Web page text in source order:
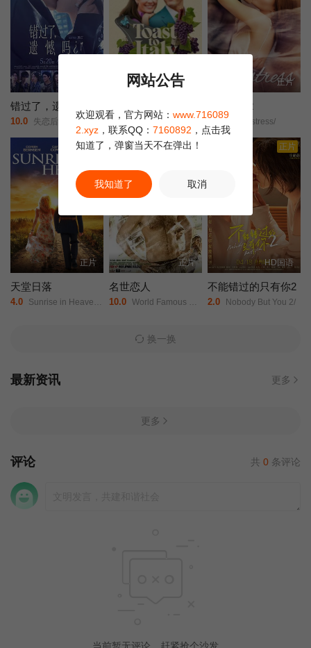
错过了，遗憾吗？
10.0 失恋后也不必做的12件事/Be Yourself/
正片
3.0 托里·德维托/威尔·坎普/莉莉·奈特/
正片
情妇 2012
4.0 The Mistress/
正片
正片
天堂日落
4.0 Sunrise in Heaven/His Sunrise My Sunset/
正片
正片
名世恋人
10.0 World Famous Lover/
正片
HD国语
不能错过的只有你2
2.0 Nobody But You 2/
换一换
最新资讯 更多
更多
评论 共 0 条评论
当前暂无评论，赶紧抢个沙发
网站公告
欢迎观看，官方网站： www.716089
2.xyz ，联系QQ： 7160892 ，点击我
知道了，弹窗当天不在弹出！
我知道了 取消